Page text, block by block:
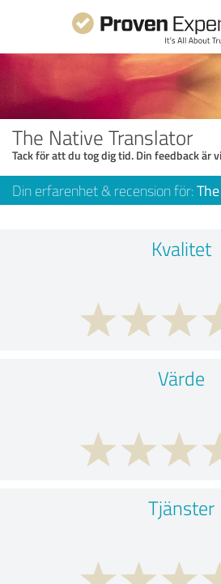
The Native Translator
Tack för att du tog dig tid. Din feedback är
Din erfarenhet & recension för:
Kvalitet
Värde
Tjänster